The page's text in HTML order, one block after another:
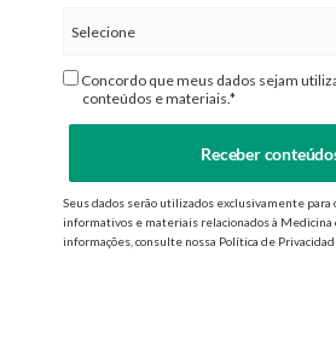
Concordo que meus dados sejam
conteúdos e materiais.*
Receber
Seus dados serão utilizados exclusivamente para
informativos e materiais relacionados à Medicina
informações, consulte nossa Política de